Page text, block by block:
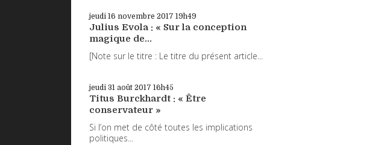
jeudi 16 novembre 2017 19h49
Julius Evola : « Sur la conception
magique de...
[Note sur le titre : Le titre du présent article...
jeudi 31 août 2017 16h45
Titus Burckhardt : « Être
conservateur »
Si l’on met de côté toutes les implications
politiques...